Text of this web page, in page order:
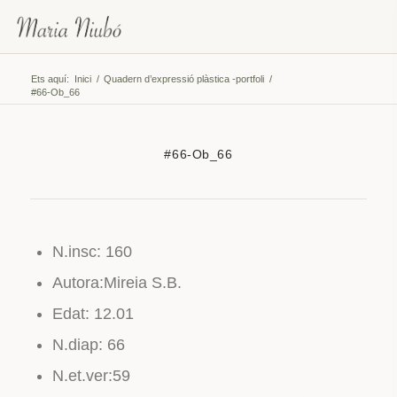
Ets aquí: Inici / Quadern d’expressió plàstica -portfoli /
#66-Ob_66
#66-Ob_66
N.insc: 160
Autora:Mireia S.B.
Edat: 12.01
N.diap: 66
N.et.ver:59